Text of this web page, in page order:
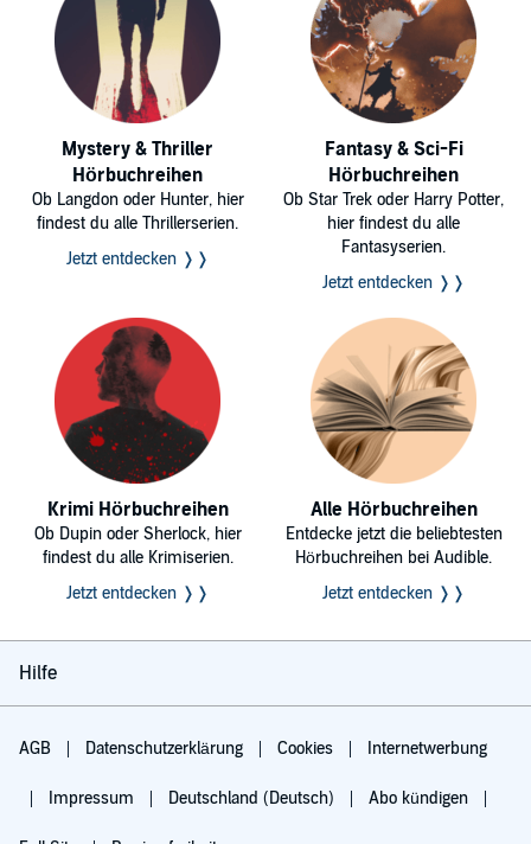
Mystery & Thriller
Hörbuchreihen
Ob Langdon oder Hunter, hier
findest du alle Thrillerserien.
Jetzt entdecken ❭❭
Fantasy & Sci-Fi
Hörbuchreihen
Ob Star Trek oder Harry Potter,
hier findest du alle
Fantasyserien.
Jetzt entdecken ❭❭
Krimi Hörbuchreihen
Ob Dupin oder Sherlock, hier
findest du alle Krimiserien.
Jetzt entdecken ❭❭
Alle Hörbuchreihen
Entdecke jetzt die beliebtesten
Hörbuchreihen bei Audible.
Jetzt entdecken ❭❭
Hilfe
AGB Datenschutzerklärung Cookies Internetwerbung
Impressum Deutschland (Deutsch) Abo kündigen